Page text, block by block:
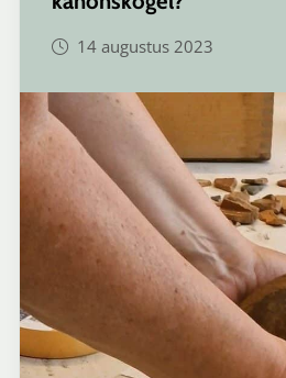
14 augustus 2023